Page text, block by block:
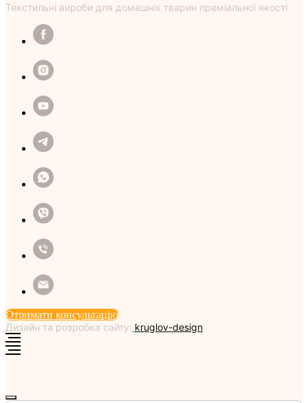
Текстильні вироби для домашніх тварин преміальної якості
Отримати консультацію
Дизайн та розробка сайту: kruglov-design